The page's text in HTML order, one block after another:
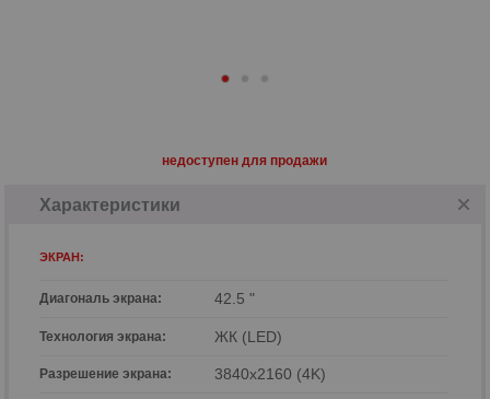
недоступен для продажи
Характеристики
ЭКРАН:
Диагональ экрана: 42.5 "
Технология экрана: ЖК (LED)
Разрешение экрана: 3840x2160 (4K)